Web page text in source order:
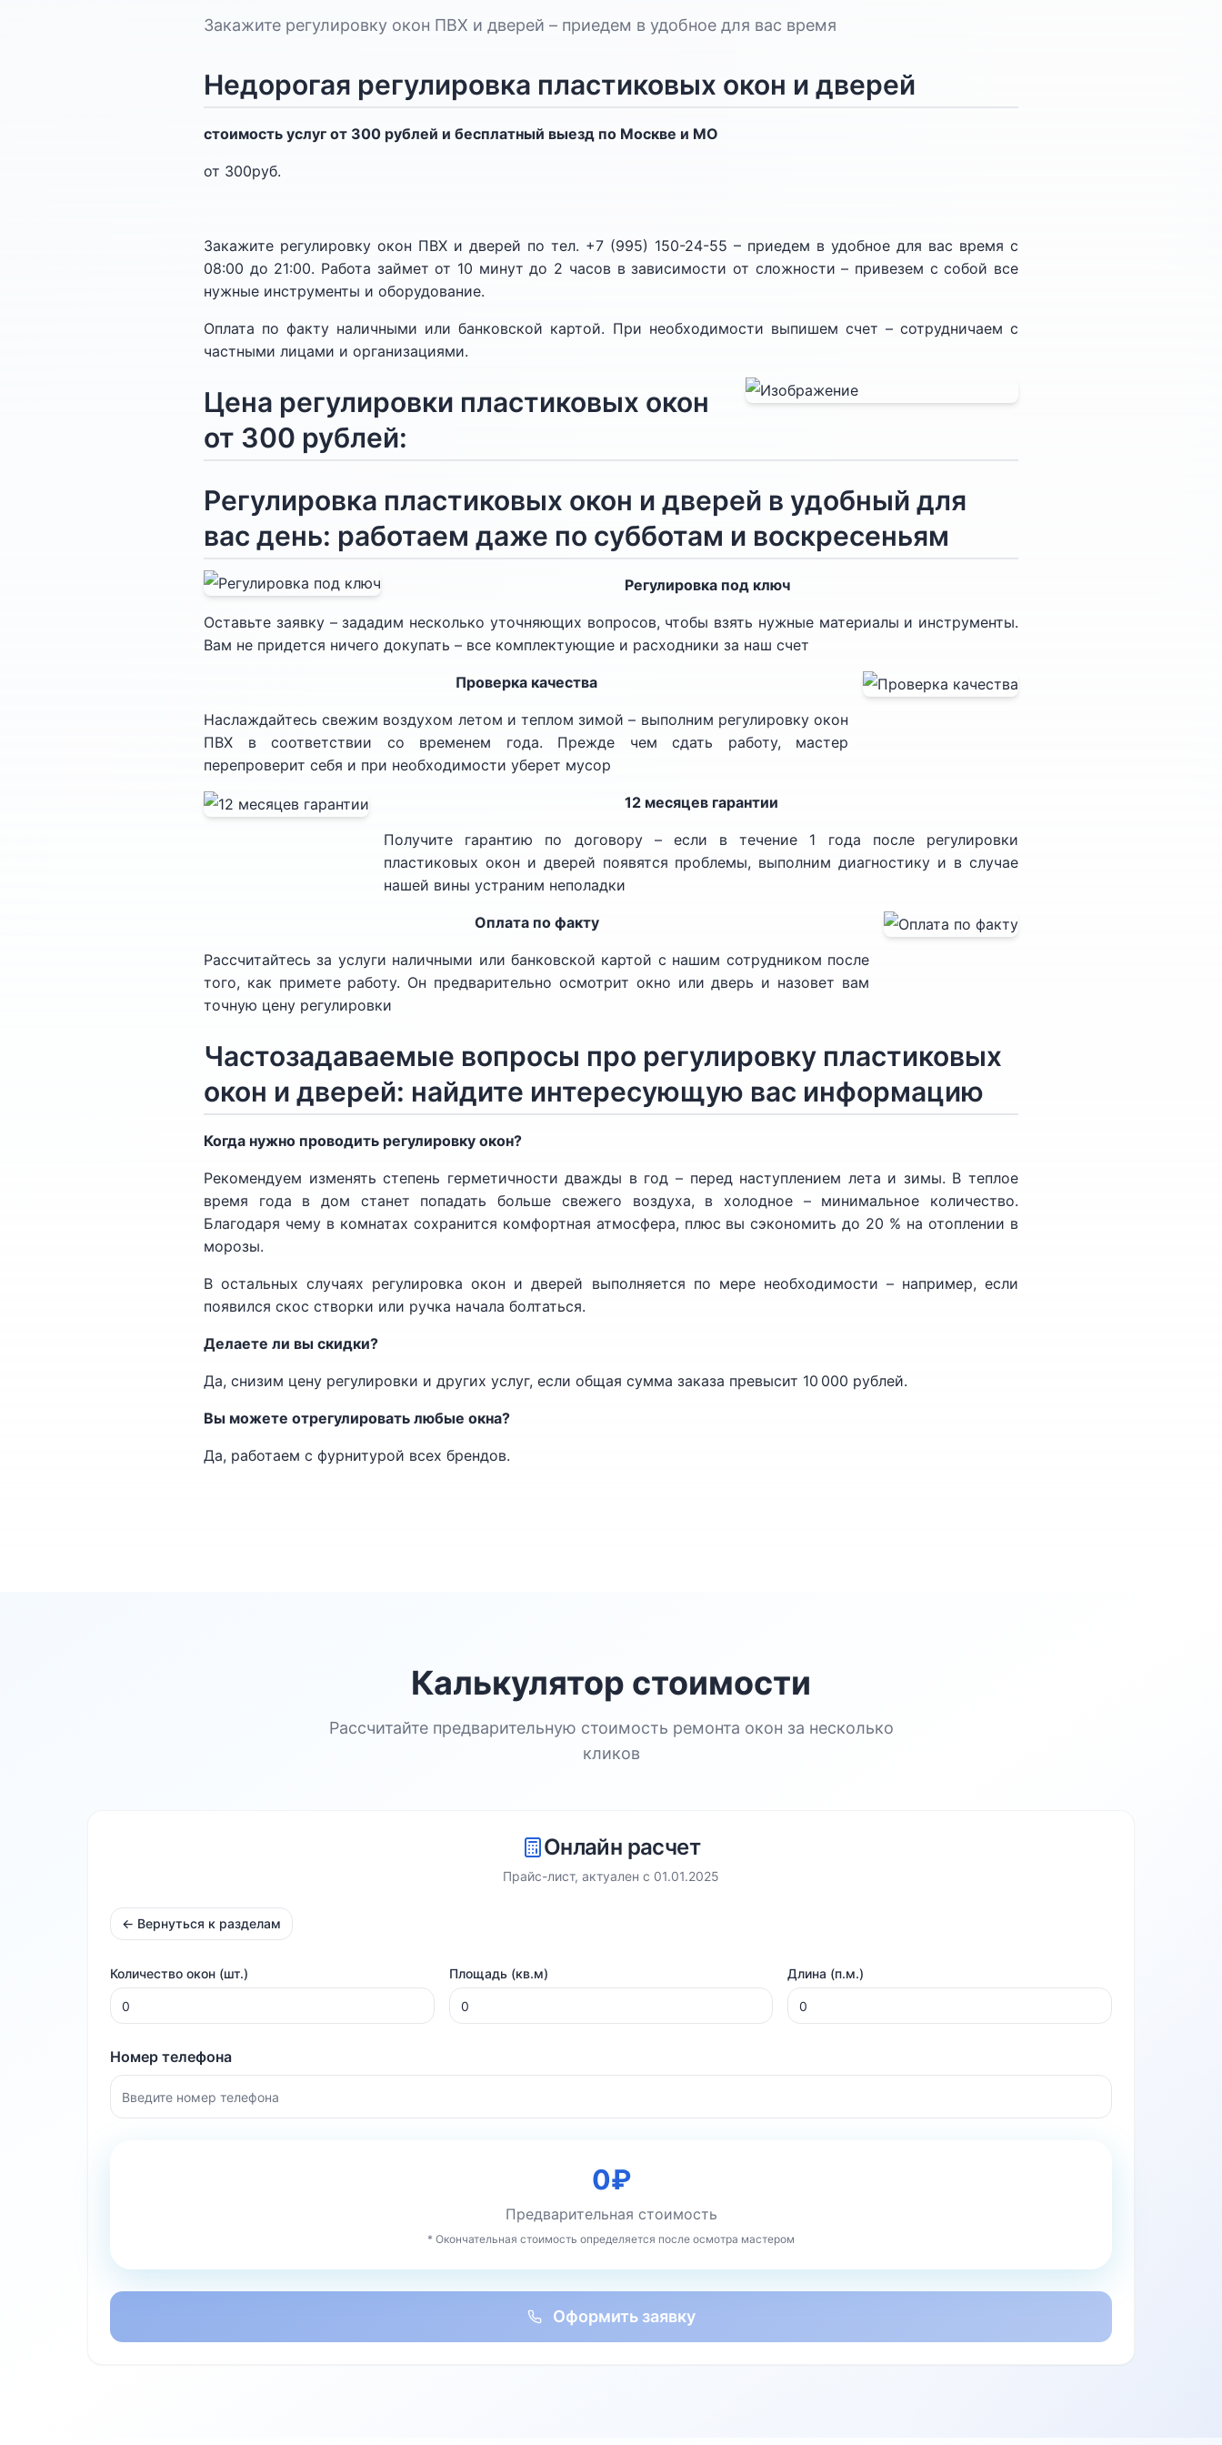
Закажите регулировку окон ПВХ и дверей – приедем в удобное для вас время
Недорогая регулировка пластиковых окон и дверей
стоимость услуг от 300 рублей и бесплатный выезд по Москве и МО
от 300pуб.
Закажите регулировку окон ПВХ и дверей по тел. +7 (995) 150-24-55 – приедем в удобное для вас время с
08:00 до 21:00. Работа займет от 10 минут до 2 часов в зависимости от сложности – привезем с собой все
нужные инструменты и оборудование.
Оплата по факту наличными или банковской картой. При необходимости выпишем счет – сотрудничаем с
частными лицами и организациями.
Цена регулировки пластиковых окон
от 300 рублей:
Регулировка пластиковых окон и дверей в удобный для
вас день: работаем даже по субботам и воскресеньям
Регулировка под ключ
Оставьте заявку – зададим несколько уточняющих вопросов, чтобы взять нужные материалы и инструменты.
Вам не придется ничего докупать – все комплектующие и расходники за наш счет
Проверка качества
Наслаждайтесь свежим воздухом летом и теплом зимой – выполним регулировку окон
ПВХ в соответствии со временем года. Прежде чем сдать работу, мастер
перепроверит себя и при необходимости уберет мусор
12 месяцев гарантии
Получите гарантию по договору – если в течение 1 года после регулировки
пластиковых окон и дверей появятся проблемы, выполним диагностику и в случае
нашей вины устраним неполадки
Оплата по факту
Рассчитайтесь за услуги наличными или банковской картой с нашим сотрудником после
того, как примете работу. Он предварительно осмотрит окно или дверь и назовет вам
точную цену регулировки
Частозадаваемые вопросы про регулировку пластиковых
окон и дверей: найдите интересующую вас информацию
Когда нужно проводить регулировку окон?
Рекомендуем изменять степень герметичности дважды в год – перед наступлением лета и зимы. В теплое
время года в дом станет попадать больше свежего воздуха, в холодное – минимальное количество.
Благодаря чему в комнатах сохранится комфортная атмосфера, плюс вы сэкономить до 20 % на отоплении в
морозы.
В остальных случаях регулировка окон и дверей выполняется по мере необходимости – например, если
появился скос створки или ручка начала болтаться.
Делаете ли вы скидки?
Да, снизим цену регулировки и других услуг, если общая сумма заказа превысит 10 000 рублей.
Вы можете отрегулировать любые окна?
Да, работаем с фурнитурой всех брендов.
Калькулятор стоимости
Рассчитайте предварительную стоимость ремонта окон за несколько
кликов
Онлайн расчет
Прайс-лист, актуален с 01.01.2025
← Вернуться к разделам
Количество окон (шт.) Площадь (кв.м) Длина (п.м.)
Номер телефона
0₽
Предварительная стоимость
* Окончательная стоимость определяется после осмотра мастером
Оформить заявку